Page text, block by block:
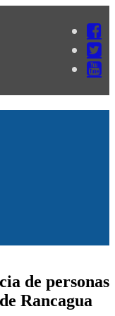
de personas
Rancagua